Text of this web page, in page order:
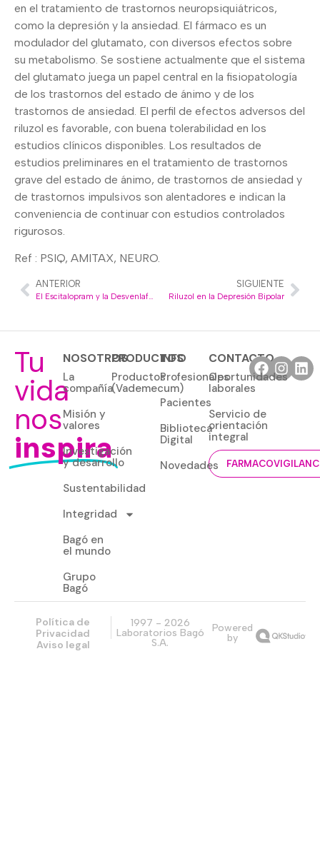
en el tratamiento de trastornos neuropsiquiátricos,
como la depresión y la ansiedad. El fármaco es un
modulador del glutamato, con diversos efectos sobre
su metabolismo. Se sostiene actualmente que el sistema
del glutamato juega un papel central en la fisiopatología
de los trastornos del estado de ánimo y de los
trastornos de ansiedad. El perfil de efectos adversos del
riluzol es favorable, con buena tolerabilidad en los
estudios clínicos disponibles. Los resultados de
estudios preliminares en el tratamiento de trastornos
grave del estado de ánimo, de trastornos de ansiedad y
de trastornos impulsivos son alentadores e indican la
conveniencia de continuar con estudios controlados
rigurosos.
Ref : PSIQ, AMITAX, NEURO.
ANTERIOR
El Escitalopram y la Desvenlafaxina en la Depresión Mayor
SIGUIENTE
Riluzol en la Depresión Bipolar
Tu
vida
nos
inspira
NOSOTROS
La
compañía
Misión y
valores
Investigación
y desarrollo
Sustentabilidad
Integridad
Bagó en
el mundo
Grupo
Bagó
PRODUCTOS
Productos
(Vademecum)
INFO
Profesionales
Pacientes
Biblioteca
Digital
Novedades
CONTACTO
Oportunidades
laborales
Servicio de
orientación
integral
Política de
Privacidad
Aviso legal
1997 - 2026
Laboratorios Bagó
S.A.
Powered
by